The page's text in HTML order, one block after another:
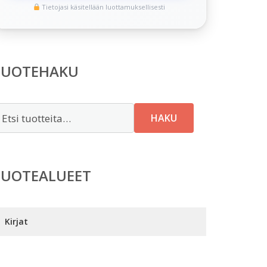
Tietojasi käsitellään luottamuksellisesti
HAKU
Kirjat